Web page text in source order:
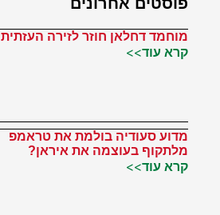
מוחמד דחלאן חוזר לזירה העזתית
קרא עוד>>
מדוע סעודיה בולמת את טראמפ
מלתקוף בעוצמה את איראן?
קרא עוד>>